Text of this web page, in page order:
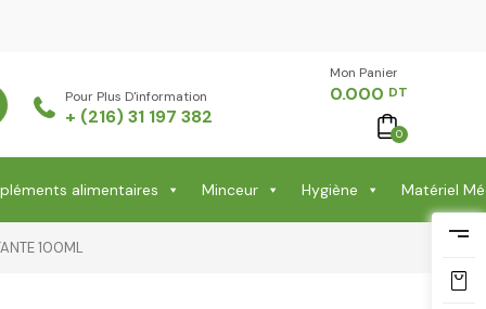
Pour Plus D'information
+ (216) 31 197 382
Mon Panier -
0.000 DT
0
alimentaires Minceur Hygiène Matériel
100ML